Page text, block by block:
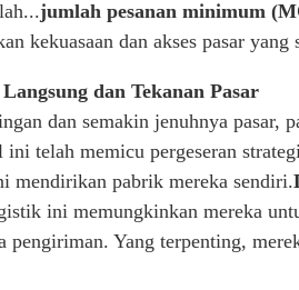
jumlah pesanan minimum
kekuasaan dan akses pasar
dan Tekanan Pasar
dan semakin jenuhnya pasar,
telah memicu pergeseran
mendirikan pabrik mereka sendiri.
ini memungkinkan mereka
pengiriman. Yang terpenting,